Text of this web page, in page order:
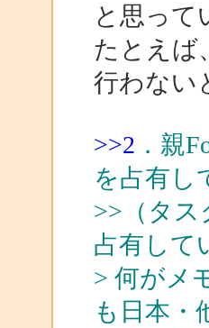
と思って
たとえば
行わない
>>2 ．親
を占有し
>>（タ
占有して
> 何がメ
も日本・